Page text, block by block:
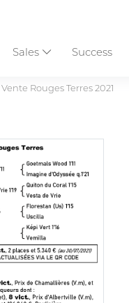
Sales Success
Vente Rouges Terres 2021